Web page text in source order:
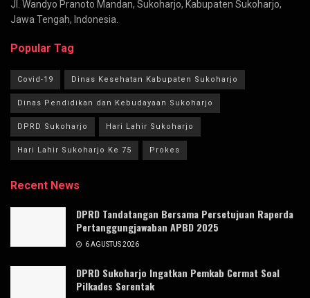
Jl. Wandyo Pranoto Mandan, Sukoharjo, Kabupaten Sukoharjo,
Jawa Tengah, Indonesia.
Popular Tag
Covid-19 Dinas Kesehatan Kabupaten Sukoharjo
Dinas Pendidikan dan Kebudayaan Sukoharjo
DPRD Sukoharjo Hari Lahir Sukoharjo
Hari Lahir Sukoharjo Ke 75 Prokes
Recent News
DPRD Tandatangan Bersama Persetujuan Raperda
Pertanggungjawaban APBD 2025
6 AGUSTUS 2026
DPRD Sukoharjo Ingatkan Pemkab Cermat Soal
Pilkades Serentak